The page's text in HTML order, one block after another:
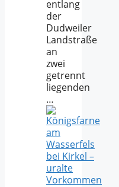
entlang
der
Dudweiler
Landstraße
an
zwei
getrennt
liegenden
…